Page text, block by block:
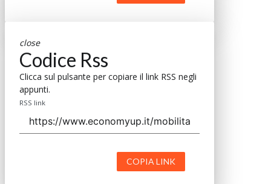
close
Codice Rss
Clicca sul pulsante per copiare il link RSS negli
appunti.
RSS link
COPIA LINK